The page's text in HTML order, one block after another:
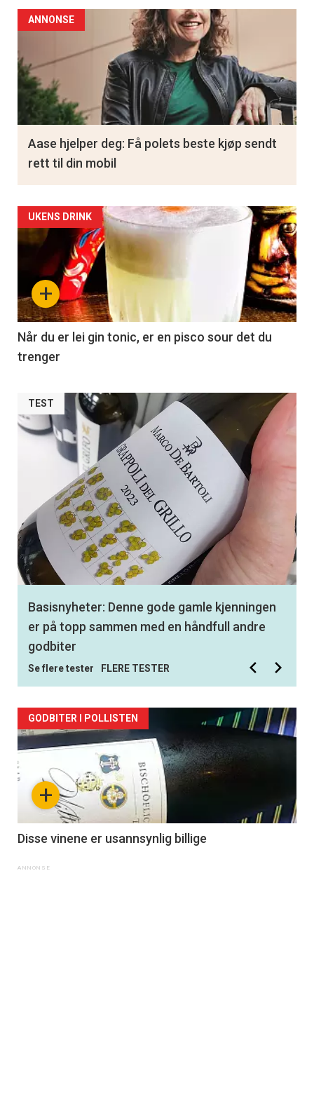
ANNONSE
Aase hjelper deg: Få polets beste kjøp sendt
rett til din mobil
+
UKENS DRINK
Når du er lei gin tonic, er en pisco sour det du
trenger
TEST
Basisnyheter: Denne gode gamle kjenningen
er på topp sammen med en håndfull andre
godbiter
Se flere tester FLERE TESTER
+
GODBITER I POLLISTEN
Disse vinene er usannsynlig billige